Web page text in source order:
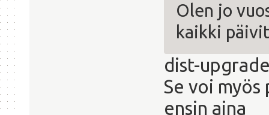
Olen jo
kaikki
dist-
Se voi
ensin aina